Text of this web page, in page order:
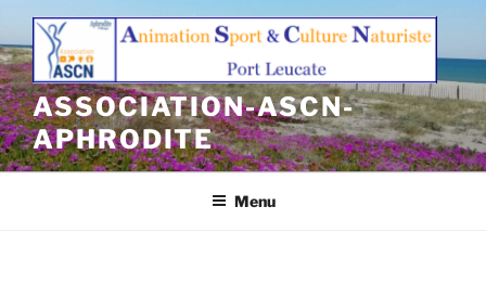
Aller
contenu
principal
ASSOCIATION-ASCN-
APHRODITE
Menu